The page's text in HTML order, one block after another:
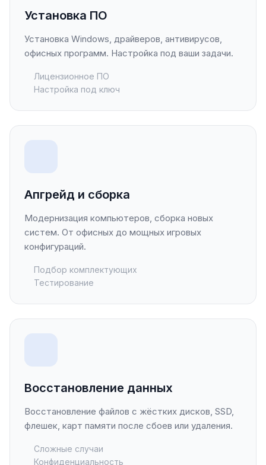
Установка ПО
Установка Windows, драйверов, антивирусов,
офисных программ. Настройка под ваши задачи.
Лицензионное ПО
Настройка под ключ
Апгрейд и сборка
Модернизация компьютеров, сборка новых
систем. От офисных до мощных игровых
конфигураций.
Подбор комплектующих
Тестирование
Восстановление данных
Восстановление файлов с жёстких дисков, SSD,
флешек, карт памяти после сбоев или удаления.
Сложные случаи
Конфиденциальность